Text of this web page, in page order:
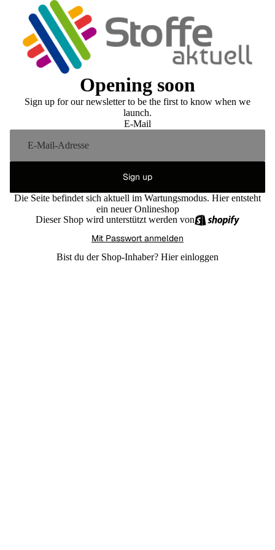
Opening soon
Sign up for our newsletter to be the first to know when we
launch.
E-Mail
Sign up
Die Seite befindet sich aktuell im Wartungsmodus. Hier entsteht
ein neuer Onlineshop
Dieser Shop wird unterstützt werden von
Mit Passwort anmelden
Bist du der Shop-Inhaber? Hier einloggen